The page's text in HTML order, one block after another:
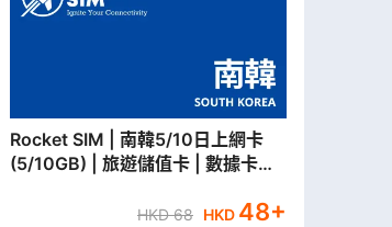
Rocket SIM | 南韓5/10日上網卡
(5/10GB) | 旅遊儲值卡 | 數據卡
HKD68 HKD 48+